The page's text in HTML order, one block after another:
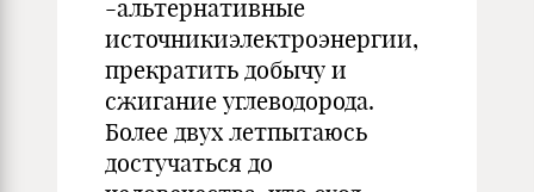
-альтернативные
источникиэлектроэнергии,
прекратить добычу и
сжигание углеводорода.
Более двух летпытаюсь
достучаться до